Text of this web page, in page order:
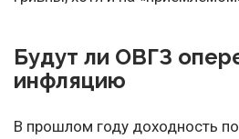
Будут ли ОВГЗ
инфляцию
В прошлом году доходность